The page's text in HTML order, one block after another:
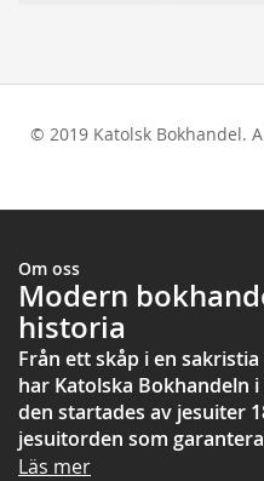
© 2019 Katolsk Bokhandel.
Om oss
Modern
historia
Från ett skåp i en
har Katolska Bokhandeln
den startades av jesuiter
jesuitorden som
Läs mer